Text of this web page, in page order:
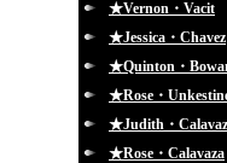
★Vernon・Vacit
★Jessica・Chavez
★Quinton・
★Rose・
★Judith・
★Rose・Calavaza